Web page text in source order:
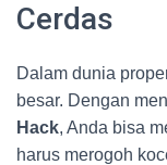
Cerdas
Dalam dunia
besar. Dengan
Hack, Anda bisa
harus merogoh